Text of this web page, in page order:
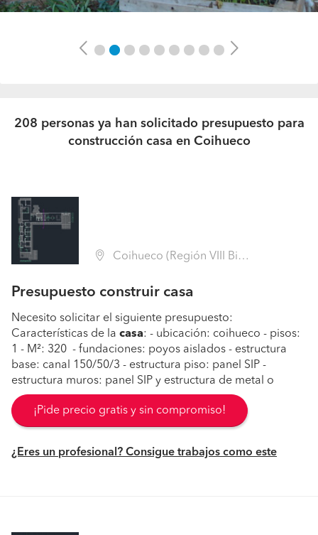
Previous Next
208 personas ya han solicitado presupuesto para
construcción casa en Coihueco
Coihueco (Región VIII Biobío - Ñuble)
Presupuesto construir casa
Necesito solicitar el siguiente presupuesto:
Características de la casa: - ubicación: coihueco - pisos:
1 - M²: 320 - fundaciones: poyos aislados - estructura
base: canal 150/50/3 - estructura piso: panel SIP -
estructura muros: panel SIP y estructura de metal o
¡Pide precio gratis y sin compromiso!
¿Eres un profesional? Consigue trabajos como este